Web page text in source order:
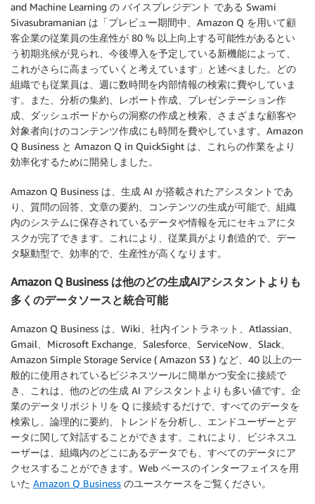
and Machine Learning の バイスプレジデント である Swami
Sivasubramanian は「プレビュー期間中、Amazon Q を用いて顧
客企業の従業員の生産性が 80 % 以上向上する可能性があるとい
う初期兆候が見られ、今後導入を予定している新機能によって、
これがさらに高まっていくと考えています」と述べました。どの
組織でも従業員は、週に数時間を内部情報の検索に費やしていま
す。また、分析の集約、レポート作成、プレゼンテーション作
成、ダッシュボードからの洞察の作成と検索、さまざまな顧客や
対象者向けのコンテンツ作成にも時間を費やしています。Amazon
Q Business と Amazon Q in QuickSight は、これらの作業をより
効率化するために開発しました。
Amazon Q Business は、生成 AI が搭載されたアシスタントであ
り、質問の回答、文章の要約、コンテンツの生成が可能で、組織
内のシステムに保存されているデータや情報を元にセキュアにタ
スクが完了できます。これにより、従業員がより創造的で、デー
タ駆動型で、効率的で、生産性が高くなります。
Amazon Q Business は他のどの生成AIアシスタントよりも
多くのデータソースと統合可能
Amazon Q Business は、Wiki、社内イントラネット、Atlassian、
Gmail、Microsoft Exchange、Salesforce、ServiceNow、Slack、
Amazon Simple Storage Service ( Amazon S3 ) など、40 以上の一
般的に使用されているビジネスツールに簡単かつ安全に接続で
き、これは、他のどの生成 AI アシスタントよりも多い値です。企
業のデータリポジトリを Q に接続するだけで、すべてのデータを
検索し、論理的に要約、トレンドを分析し、エンドユーザーとデ
ータに関して対話することができます。これにより、ビジネスユ
ーザーは、組織内のどこにあるデータでも、すべてのデータにア
クセスすることができます。Web ベースのインターフェイスを用
いた Amazon Q Business のユースケースをご覧ください。